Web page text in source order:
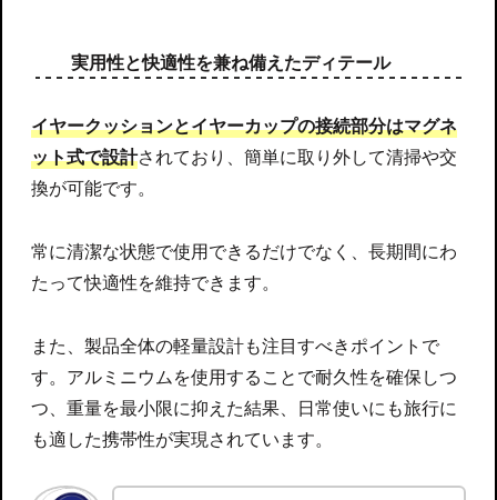
実用性と快適性を兼ね備えたディテール
イヤークッションとイヤーカップの接続部分はマグネ
ット式で設計されており、簡単に取り外して清掃や交
換が可能です。
常に清潔な状態で使用できるだけでなく、長期間にわ
たって快適性を維持できます。
また、製品全体の軽量設計も注目すべきポイントで
す。アルミニウムを使用することで耐久性を確保しつ
つ、重量を最小限に抑えた結果、日常使いにも旅行に
も適した携帯性が実現されています。